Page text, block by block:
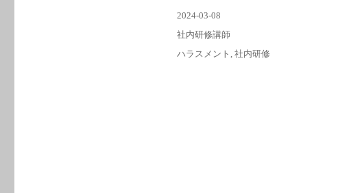
投
稿
2024-03-08
カ
社内研修講師
タ
ハラスメント 社内研修